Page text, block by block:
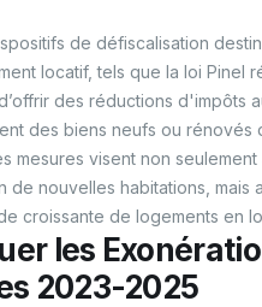
de défiscalisation
locatif, tels que la loi Pinel
des réductions d'impôts
des biens neufs ou rénovés
mesures visent non
de nouvelles habitations, mais
croissante de logements en
les
2023-2025